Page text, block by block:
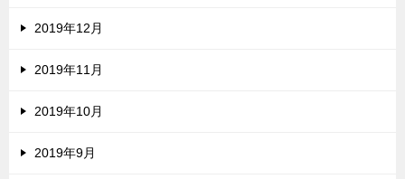
2019年12月
2019年11月
2019年10月
2019年9月